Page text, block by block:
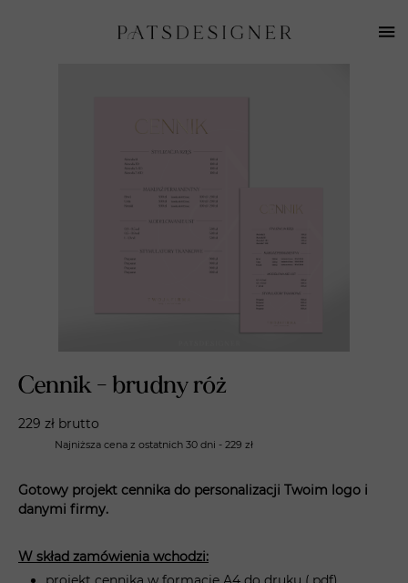
Najniższa cena z ostatnich 30 dni - 229 zł
Cennik - brudny róż
Gotowy projekt cennika do personalizacji Twoim logo i
danymi firmy.
W skład zamówienia wchodzi:
229 zł brutto